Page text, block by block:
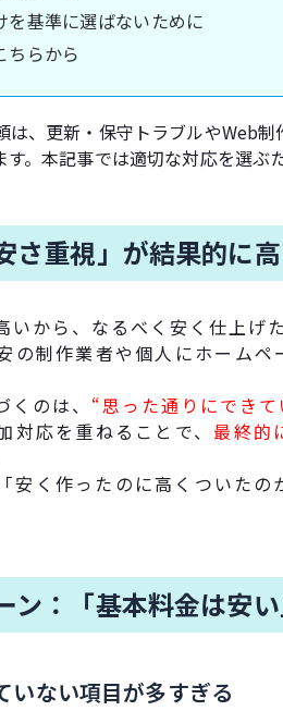
を基準に選ばないために
ちらから
は、更新・保守トラブルやWeb
。本記事では適切な対応を選ぶ
さ重視」が結果的に
いから、なるべく安く仕上げた
の制作業者や個人にホーム
のは、 “思った通りにできて
対応を重ねることで、最終的
安く作ったのに高くついた
ン：「基本料金は安
いない項目が多すぎる